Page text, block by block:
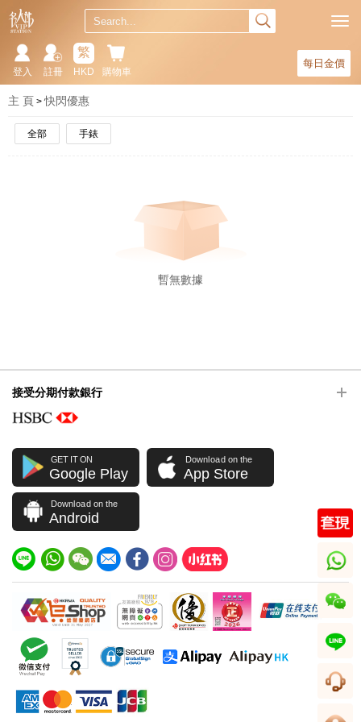
每日金價
購物車
繁
HKD
註冊
登入
主 頁 快閃優惠
全部 手錶
暫無數據
接受分期付款銀行
GET IT ON
Google Play
Download on the
App Store
Download on the
Android
whatsapp